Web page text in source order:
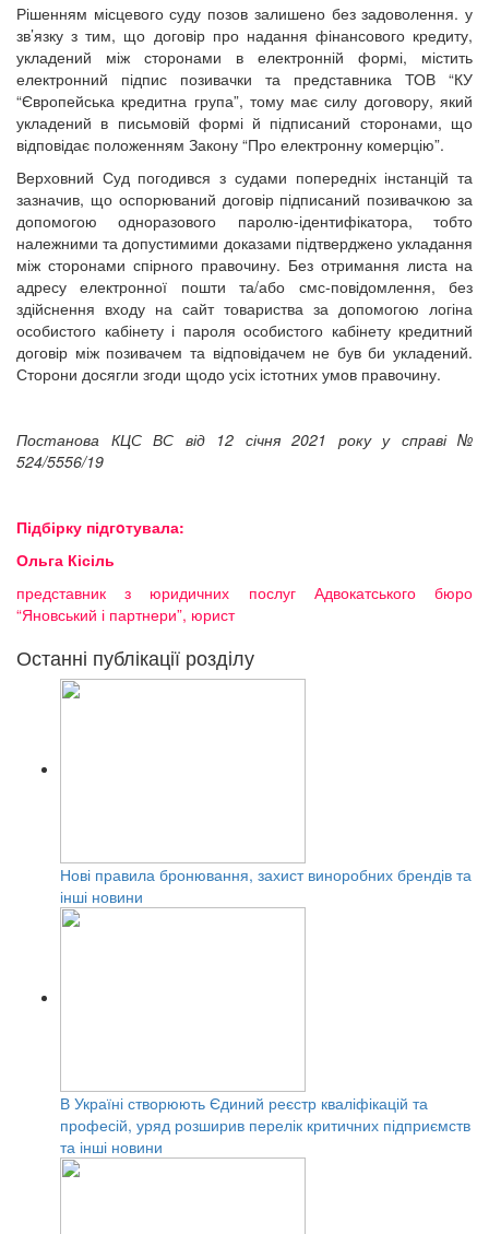
Рішенням місцевого суду позов залишено без задоволення. у
зв’язку з тим, що договір про надання фінансового кредиту,
укладений між сторонами в електронній формі, містить
електронний підпис позивачки та представника ТОВ “КУ
“Європейська кредитна група”, тому має силу договору, який
укладений в письмовій формі й підписаний сторонами, що
відповідає положенням Закону “Про електронну комерцію”.
Верховний Суд погодився з судами попередніх інстанцій та
зазначив, що оспорюваний договір підписаний позивачкою за
допомогою одноразового паролю-ідентифікатора, тобто
належними та допустимими доказами підтверджено укладання
між сторонами спірного правочину. Без отримання листа на
адресу електронної пошти та/або смс-повідомлення, без
здійснення входу на сайт товариства за допомогою логіна
особистого кабінету і пароля особистого кабінету кредитний
договір між позивачем та відповідачем не був би укладений.
Сторони досягли згоди щодо усіх істотних умов правочину.
Постанова КЦС ВС від 12 січня 2021 року у справі №
524/5556/19
Підбірку підгoтувала:
Ольга Кісіль
представник з юридичних послуг Адвокатського бюро
“Яновський і партнери”, юрист
Останні публікації розділу
Нові правила бронювання, захист виноробних брендів та
інші новини
В Україні створюють Єдиний реєстр кваліфікацій та
професій, уряд розширив перелік критичних підприємств
та інші новини